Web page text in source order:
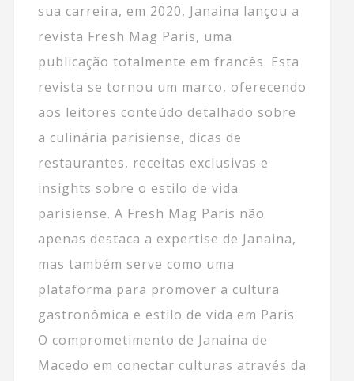
sua carreira, em 2020, Janaina lançou a
revista Fresh Mag Paris, uma
publicação totalmente em francês. Esta
revista se tornou um marco, oferecendo
aos leitores conteúdo detalhado sobre
a culinária parisiense, dicas de
restaurantes, receitas exclusivas e
insights sobre o estilo de vida
parisiense. A Fresh Mag Paris não
apenas destaca a expertise de Janaina,
mas também serve como uma
plataforma para promover a cultura
gastronômica e estilo de vida em Paris.
O comprometimento de Janaina de
Macedo em conectar culturas através da